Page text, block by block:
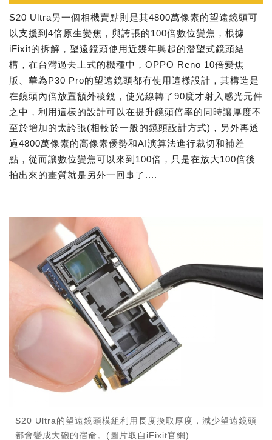
S20 Ultra另一個相機賣點則是其4800萬像素的望遠鏡頭可
以支援到4倍原生變焦，與誇張的100倍數位變焦，根據
iFixit的拆解，望遠鏡頭使用近幾年興起的潛望式鏡頭結
構，在台灣過去上式的機種中，OPPO Reno 10倍變焦
版、華為P30 Pro的望遠鏡頭都有使用這樣設計，其構造是
在鏡頭內倍放置額外稜鏡，使光線轉了90度才射入感光元件
之中，利用這樣的設計可以在提升鏡頭倍率的同時讓厚度不
至於增加的太誇張(相較於一般的鏡頭設計方式)，另外再透
過4800萬像素的高像素優勢和AI演算法進行裁切和補差
點，從而讓數位變焦可以來到100倍，只是在放大100倍後
拍出來的畫質就是另外一回事了....
S20 Ultra的望遠鏡頭模組利用長度換取厚度，減少望遠鏡頭
都會變成大砲的宿命。(圖片取自iFixit官網)